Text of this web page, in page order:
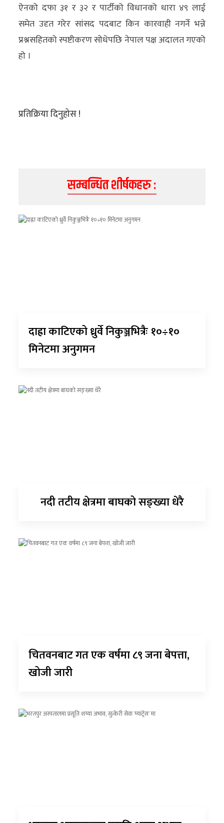
राशिफल
फोटो
ग्यालरी
ऐनको दफा ३१ र ३२ र पार्टीको विधानको धारा ४९ लाई
समेत उदृत गरेर सांसद पदबाट किन कारवाही नगर्ने भन्ने
प्रश्नसहितको स्पष्टीकरण सोधेपछि नेपाल पक्ष अदालत गएको
हो ।
प्रतिक्रिया दिनुहोस !
सम्बन्धित शीर्षकहरु :
दाह्रा काटिएको ध्रुर्वे निकुञ्जभित्रैः १०÷१०
मिनेटमा अनुगमन
नदी तटीय क्षेत्रमा बाघको सङ्ख्या धेरै
चितवनबाट गत एक वर्षमा ८९ जना बेपत्ता,
खोजी जारी